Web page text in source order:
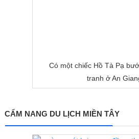
Có một chiếc Hồ Tà Pạ
tranh ở An
CẨM NANG DU LỊCH MIỀN TÂY